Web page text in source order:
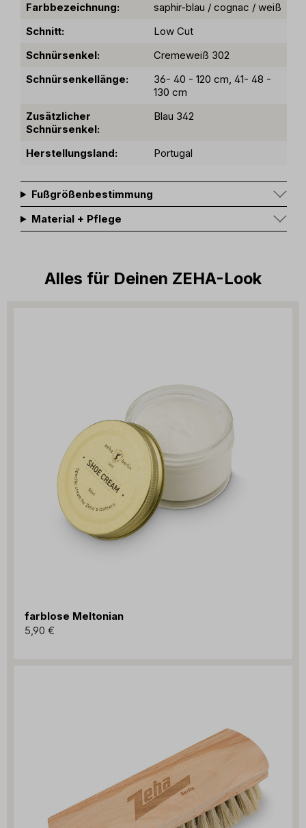
Farbbezeichnung:
saphir-blau / cognac / weiß
Schnitt:
Low Cut
Schnürsenkel:
Cremeweiß 302
Schnürsenkellänge:
36- 40 - 120 cm, 41- 48 -
130 cm
Zusätzlicher
Schnürsenkel:
Blau 342
Herstellungsland: Portugal
Fußgrößenbestimmung
Material + Pflege
Alles für Deinen ZEHA-Look
farblose Meltonian
5,90 €